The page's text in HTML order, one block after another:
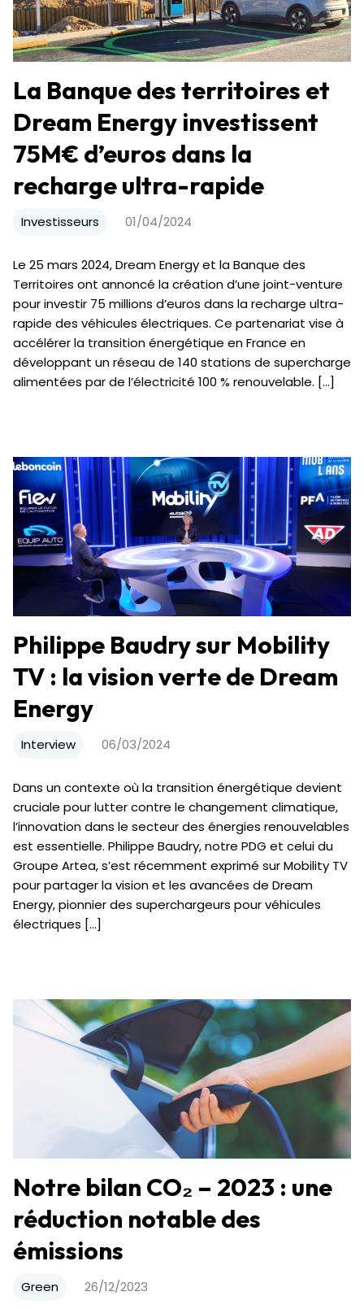
La Banque des territoires et
Dream Energy investissent
75M€ d’euros dans la
recharge ultra-rapide
Investisseurs 01/04/2024
Le 25 mars 2024, Dream Energy et la Banque des
Territoires ont annoncé la création d’une joint-venture
pour investir 75 millions d’euros dans la recharge ultra-
rapide des véhicules électriques. Ce partenariat vise à
accélérer la transition énergétique en France en
développant un réseau de 140 stations de supercharge
alimentées par de l’électricité 100 % renouvelable. […]
Philippe Baudry sur Mobility
TV : la vision verte de Dream
Energy
Interview 06/03/2024
Dans un contexte où la transition énergétique devient
cruciale pour lutter contre le changement climatique,
l’innovation dans le secteur des énergies renouvelables
est essentielle. Philippe Baudry, notre PDG et celui du
Groupe Artea, s’est récemment exprimé sur Mobility TV
pour partager la vision et les avancées de Dream
Energy, pionnier des superchargeurs pour véhicules
électriques […]
Notre bilan CO₂ – 2023 : une
réduction notable des
émissions
Green 26/12/2023